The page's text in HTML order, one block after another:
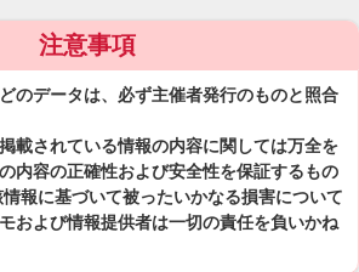
注意事項
のデータは、必ず主催者発行のものと照合
載されている情報の内容に関しては万全を
内容の正確性および安全性を保証するもの
報に基づいて被ったいかなる損害について
および情報提供者は一切の責任を負いかね